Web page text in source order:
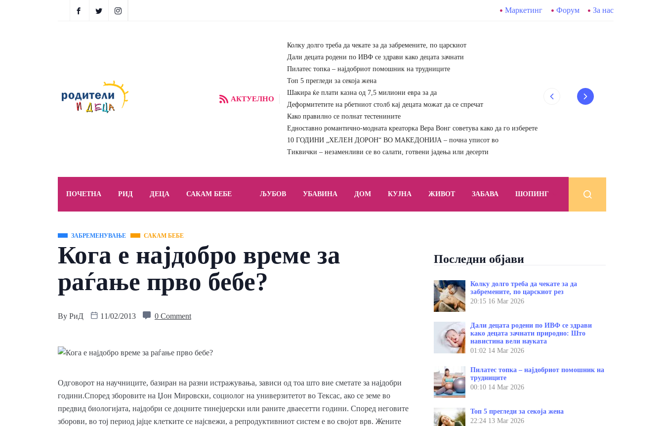
Маркетинг Форум За нас
АКТУЕЛНО
Колку долго треба да чекате за да забремените, по царскиот
Дали децата родени по ИВФ се здрави како децата зачнати
Пилатес топка – најдобриот помошник на трудниците
Топ 5 прегледи за секоја жена
Шакира ќе плати казна од 7,5 милиони евра за да
Деформитетите на рбетниот столб кај децата можат да се спречат
Како правилно се полнат тестенините
Едноставно романтично-модната креаторка Вера Вонг советува како да го изберете
10 ГОДИНИ „ХЕЛЕН ДОРОН“ ВО МАКЕДОНИЈА – почна уписот во
Тиквички – незаменливи се во салати, готвени јадења или десерти
ПОЧЕТНА РИД ДЕЦА САКАМ БЕБЕ ЉУБОВ УБАВИНА ДОМ КУЈНА ЖИВОТ ЗАБАВА ШОПИНГ
ЗАБРЕМЕНУВАЊЕ САКАМ БЕБЕ
Кога е најдобро време за
раѓање прво бебе?
By РиД 11/02/2013 0 Comment
Одговорот на научниците, базиран на разни истражувања, зависи од тоа што вие сметате за најдобри
години.Според зборовите на Џон Мировски, социолог на универзитетот во Тексас, ако се земе во
предвид биологијата, најдобри се доцните тинејџерски или раните дваесетти години. Според неговите
зборови, во тој период јајце клетките се најсвежи, а репродуктивниот систем е во својот врв. Жените
Последни објави
Колку долго треба да чекате за да
забремените, по царскиот рез
20:15 16 Mar 2026
Дали децата родени по ИВФ се здрави
како децата зачнати природно: Што
навистина вели науката
01:02 14 Mar 2026
Пилатес топка – најдобриот помошник на
трудниците
00:10 14 Mar 2026
Топ 5 прегледи за секоја жена
22:24 13 Mar 2026